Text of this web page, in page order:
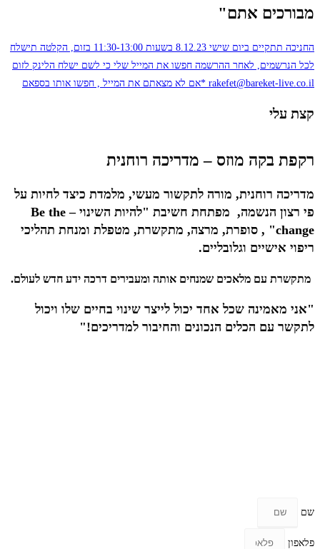
מבורכים אתם"
החניכה תתקיים ביום שישי 8.12.23 בשעות 11:30-13:00 בזום, הקלטה תישלח
לכל הנרשמים, לאחר ההרשמה חפשו את המייל שלי כי לשם ישלח הלינק לזום
rakefet@bareket-live.co.il *אם לא מצאתם את המייל , חפשו אותו בספאם
קצת עלי
רקפת בקה מוזס – מדריכה רוחנית
מדריכה רוחנית, מורה לתקשור מעשי, מלמדת כיצד לחיות על
פי רצון הנשמה, מפתחת חשיבת "להיות השינוי – Be the
change" ,
סופרת, מרצה, מתקשרת, מטפלת ומנחת תהליכי
ריפוי אישיים וגלובליים.
מתקשרת עם מלאכים שמנחים אותה ומעבירים דרכה ידע חדש לעולם.
"אני מאמינה שכל אחד יכול לייצר שינוי בחיים שלו ויכול
לתקשר עם הכלים הנכונים והחיבור למדריכים!"
שם
פלאפון